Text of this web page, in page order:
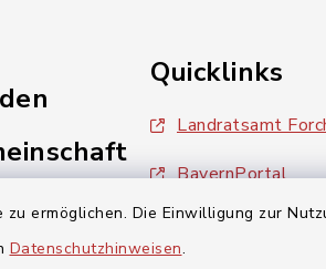
ermöglichen. Die Einwilligung zur
Datenschutzhinweisen.
Quicklinks
Landratsamt
BayernPortal
inixmedia